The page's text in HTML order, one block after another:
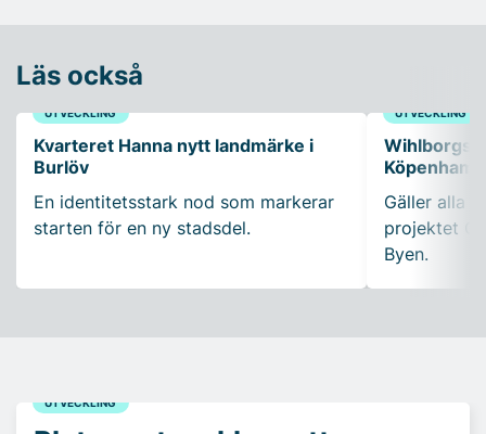
Läs också
UTVECKLING
Kvarteret Hanna nytt landmärke i
Burlöv
En identitetsstark nod som markerar
starten för en ny stadsdel.
UTVECKLING
Wihlborgs
Köpenhamn
Gäller alla
projektet
Byen.
UTVECKLING